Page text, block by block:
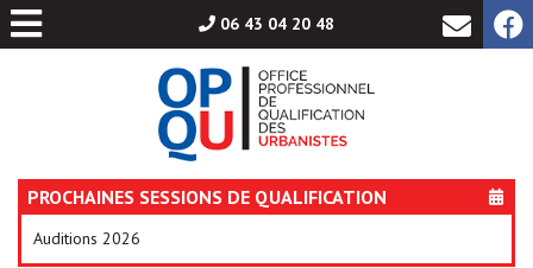
06 43 04 20 48
PROCHAINES SESSIONS DE QUALIFICATION
Auditions 2026
Aller
au